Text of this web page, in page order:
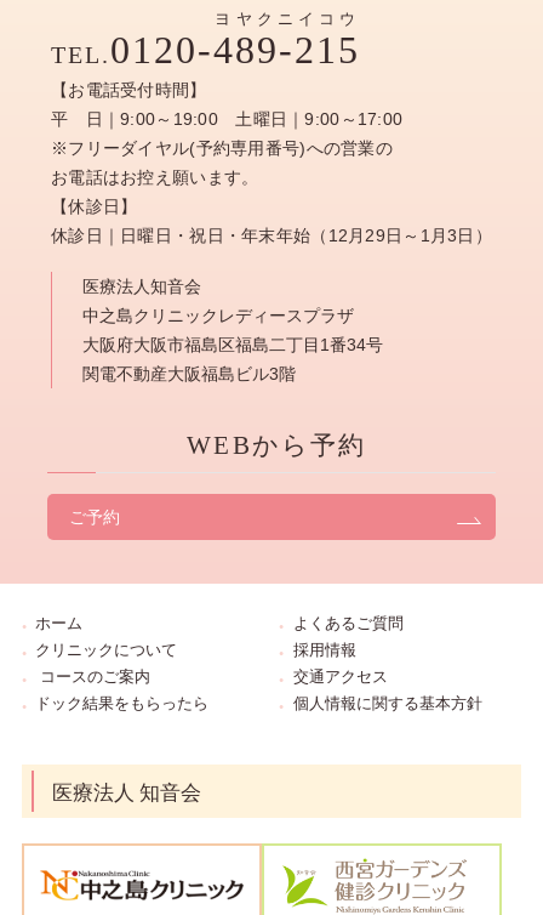
TEL.0120-489-215
ヨヤクニイコウ
【お電話受付時間】
平 日｜9:00～19:00 土曜日｜9:00～17:00
※フリーダイヤル(予約専用番号)への営業の
お電話はお控え願います。
【休診日】
休診日｜日曜日・祝日・年末年始（12月29日～1月3日）
医療法人知音会
中之島クリニックレディースプラザ
大阪府大阪市福島区福島二丁目1番34号
関電不動産大阪福島ビル3階
WEBから予約
ご予約
ホーム
クリニックについて
コースのご案内
ドック結果をもらったら
よくあるご質問
採用情報
交通アクセス
個人情報に関する基本方針
医療法人 知音会